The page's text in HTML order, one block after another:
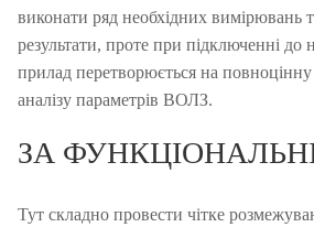
виконати ряд необхідних вимірювань
результати, проте при підключенні до
прилад перетворюється на
аналізу параметрів ВОЛЗ.
ЗА
Тут складно провести чітке